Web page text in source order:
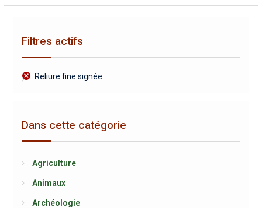
Filtres actifs
Reliure fine signée
Dans cette catégorie
Agriculture
Animaux
Archéologie